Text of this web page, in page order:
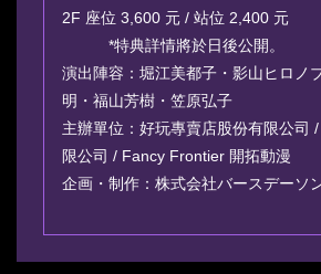
2F 座位 3,600 元 / 站位 2,400 元
*特典詳情將於日後公開。
演出陣容：堀江美都子・影山ヒロノ
明・福山芳樹・笠原弘子
主辦單位：好玩專賣店股份有限公司
限公司 / Fancy Frontier 開拓動漫
企画・制作：株式会社バースデーソ